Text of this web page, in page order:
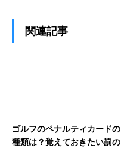
関連記事
ゴルフのペナルティカードの
種類は？覚えておきたい罰の